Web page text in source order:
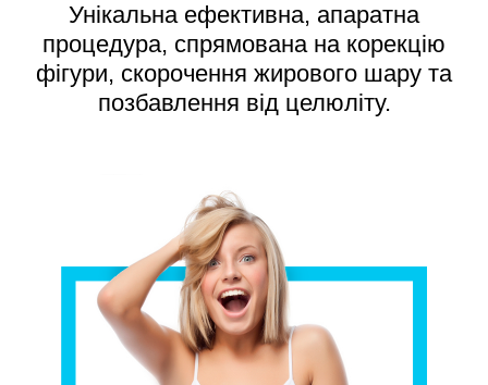
Унікальна ефективна, апаратна
процедура, спрямована на корекцію
фігури, скорочення жирового шару та
позбавлення від целюліту.